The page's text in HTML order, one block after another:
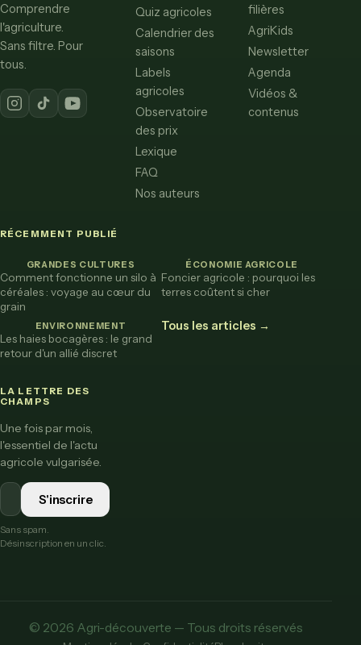
Comprendre
l'agriculture.
Sans filtre. Pour
tous.
Quiz agricoles
Calendrier des
saisons
Labels
agricoles
Observatoire
des prix
Lexique
FAQ
Nos auteurs
filières
AgriKids
Newsletter
Agenda
Vidéos &
contenus
RÉCEMMENT PUBLIÉ
GRANDES CULTURES
Comment fonctionne un silo à
céréales : voyage au cœur du
grain
ÉCONOMIE AGRICOLE
Foncier agricole : pourquoi les
terres coûtent si cher
ENVIRONNEMENT
Les haies bocagères : le grand
retour d'un allié discret
Tous les articles →
LA LETTRE DES
CHAMPS
Une fois par mois,
l'essentiel de l'actu
agricole vulgarisée.
S'inscrire
Sans spam.
Désinscription en un clic.
© 2026 Agri-découverte — Tous droits réservés